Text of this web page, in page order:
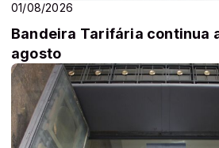
01/08/2026
Bandeira Tarifária continua
agosto